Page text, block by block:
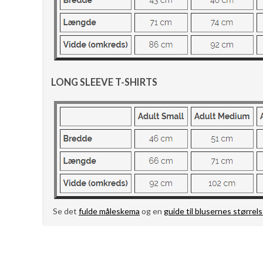
LONG SLEEVE T-SHIRTS
Se det fulde måleskema og en guide til blusernes